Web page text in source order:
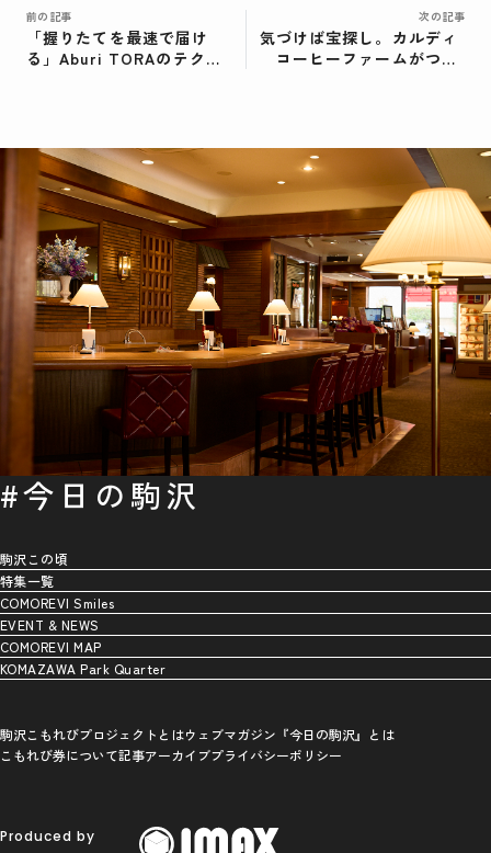
前の記事
「握りたてを最速で届け
る」Aburi TORAのテクノ
次の記事
気づけば宝探し。カルディ
コーヒーファームがつく
#今日の駒沢
駒沢この頃
特集一覧
COMOREVI Smiles
EVENT & NEWS
COMOREVI MAP
KOMAZAWA Park Quarter
駒沢こもれびプロジェクトとはウェブマガジン『今日の駒沢』とは
こもれび券について記事アーカイブプライバシーポリシー
Produced by